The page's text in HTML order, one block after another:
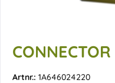
CONNECTOR
Artnr.: 1A646024220